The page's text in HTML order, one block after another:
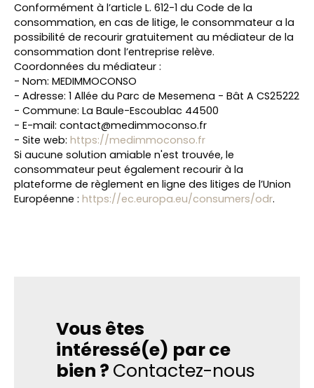
Conformément à l’article L. 612-1 du Code de la
consommation, en cas de litige, le consommateur a la
possibilité de recourir gratuitement au médiateur de la
consommation dont l’entreprise relève.
Coordonnées du médiateur :
- Nom: MEDIMMOCONSO
- Adresse: 1 Allée du Parc de Mesemena - Bât A CS25222
- Commune: La Baule-Escoublac 44500
- E-mail: contact@medimmoconso.fr
- Site web: https://medimmoconso.fr
Si aucune solution amiable n'est trouvée, le
consommateur peut également recourir à la
plateforme de règlement en ligne des litiges de l’Union
Européenne : https://ec.europa.eu/consumers/odr.
Vous êtes
intéressé(e) par ce
bien ? Contactez-nous